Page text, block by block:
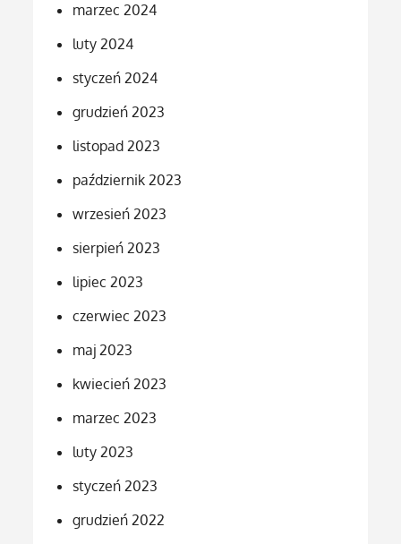
marzec 2024
luty 2024
styczeń 2024
grudzień 2023
listopad 2023
październik 2023
wrzesień 2023
sierpień 2023
lipiec 2023
czerwiec 2023
maj 2023
kwiecień 2023
marzec 2023
luty 2023
styczeń 2023
grudzień 2022